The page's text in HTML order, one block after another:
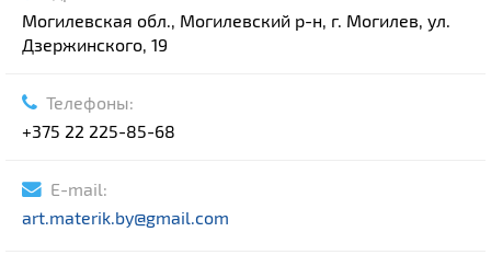
Могилевская обл., Могилевский р-н, г. Могилев, ул.
Дзержинского, 19
Телефоны:
+375 22 225-85-68
E-mail:
art.materik.by@gmail.com